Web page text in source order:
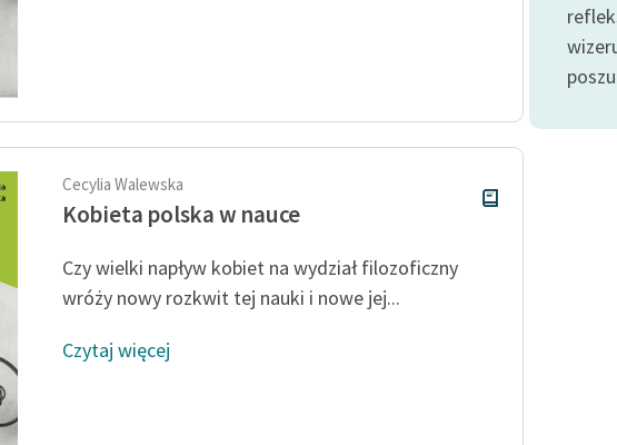
Cecylia Walewska
Kobieta polska w nauce
Czy wielki napływ kobiet na wydział filozoficzny
wróży nowy rozkwit tej nauki i nowe jej...
Czytaj więcej